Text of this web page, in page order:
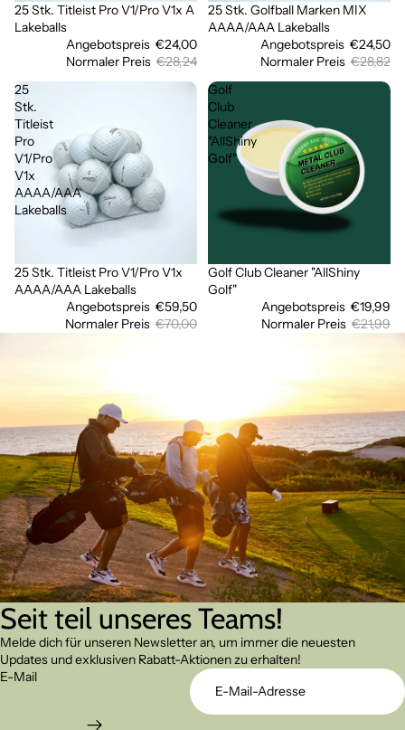
Sale
25 Stk. Titleist Pro V1/Pro V1x A
Lakeballs
Angebotspreis €24,00
Normaler Preis €28,24
Sale
25 Stk. Golfball Marken MIX
AAAA/AAA Lakeballs
Angebotspreis €24,50
Normaler Preis €28,82
25
Stk.
Titleist
Pro
V1/Pro
V1x
AAAA/AAA
Lakeballs
Ausverkauft
25 Stk. Titleist Pro V1/Pro V1x
AAAA/AAA Lakeballs
Angebotspreis €59,50
Normaler Preis €70,00
Golf
Club
Cleaner
"AllShiny
Golf"
Sale
Golf Club Cleaner "AllShiny
Golf"
Angebotspreis €19,99
Normaler Preis €21,99
Seit teil unseres Teams!
Melde dich für unseren Newsletter an, um immer die neuesten
Updates und exklusiven Rabatt-Aktionen zu erhalten!
E-Mail